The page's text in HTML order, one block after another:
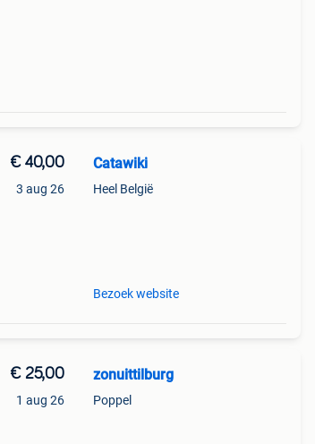
€ 40,00
3 aug 26
Catawiki
Heel België
Bezoek website
€ 25,00
1 aug 26
zonuittilburg
Poppel